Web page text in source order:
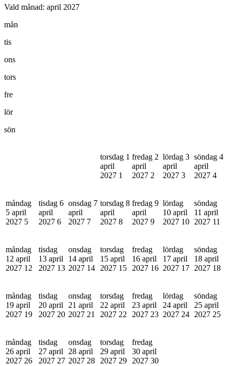
Vald månad: april 2027
mån
tis
ons
tors
fre
lör
sön
torsdag 1
april
2027 1
fredag 2
april
2027 2
lördag 3
april
2027 3
söndag 4
april
2027 4
måndag
5 april
2027 5
tisdag 6
april
2027 6
onsdag 7
april
2027 7
torsdag 8
april
2027 8
fredag 9
april
2027 9
lördag
10 april
2027 10
söndag
11 april
2027 11
måndag
12 april
2027 12
tisdag
13 april
2027 13
onsdag
14 april
2027 14
torsdag
15 april
2027 15
fredag
16 april
2027 16
lördag
17 april
2027 17
söndag
18 april
2027 18
måndag
19 april
2027 19
tisdag
20 april
2027 20
onsdag
21 april
2027 21
torsdag
22 april
2027 22
fredag
23 april
2027 23
lördag
24 april
2027 24
söndag
25 april
2027 25
måndag
26 april
2027 26
tisdag
27 april
2027 27
onsdag
28 april
2027 28
torsdag
29 april
2027 29
fredag
30 april
2027 30